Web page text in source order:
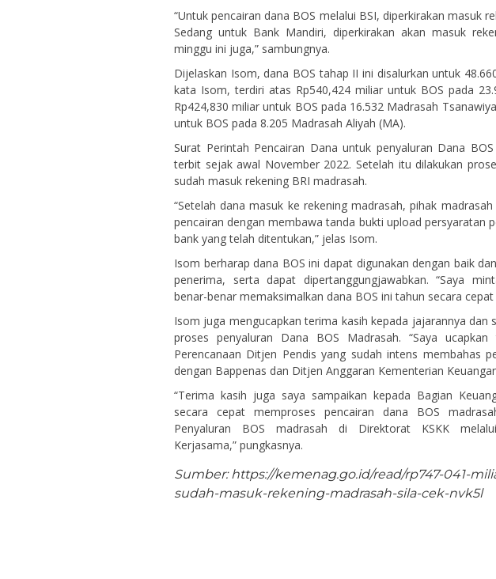
“Untuk pencairan dana BOS melalui BSI, diperkirakan masuk
Sedang untuk Bank Mandiri, diperkirakan akan masuk
minggu ini juga,” sambungnya.
Dijelaskan Isom, dana BOS tahap II ini disalurkan untuk
kata Isom, terdiri atas Rp540,424 miliar untuk BOS pada
Rp424,830 miliar untuk BOS pada 16.532 Madrasah
untuk BOS pada 8.205 Madrasah Aliyah (MA).
Surat Perintah Pencairan Dana untuk penyaluran Dana
terbit sejak awal November 2022. Setelah itu dilakukan
sudah masuk rekening BRI madrasah.
“Setelah dana masuk ke rekening madrasah, pihak
pencairan dengan membawa tanda bukti upload persyaratan
bank yang telah ditentukan,” jelas Isom.
Isom berharap dana BOS ini dapat digunakan dengan baik
penerima, serta dapat dipertanggungjawabkan. “Saya
benar-benar memaksimalkan dana BOS ini tahun secara
Isom juga mengucapkan terima kasih kepada jajarannya dan
proses penyaluran Dana BOS Madrasah. “Saya
Perencanaan Ditjen Pendis yang sudah intens membahas
dengan Bappenas dan Ditjen Anggaran Kementerian
“Terima kasih juga saya sampaikan kepada Bagian
secara cepat memproses pencairan dana BOS
Penyaluran BOS madrasah di Direktorat KSKK
Kerjasama,” pungkasnya.
Sumber: https://kemenag.go.id/read/rp747-041-
sudah-masuk-rekening-madrasah-sila-cek-nvk5l